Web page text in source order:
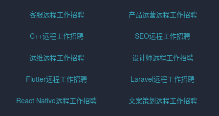
客服远程工作招聘 产品运营远程工作招聘
C++远程工作招聘 SEO远程工作招聘
运维远程工作招聘 设计师远程工作招聘
Flutter远程工作招聘 Laravel远程工作招聘
React Native远程工作招聘 文案策划远程工作招聘